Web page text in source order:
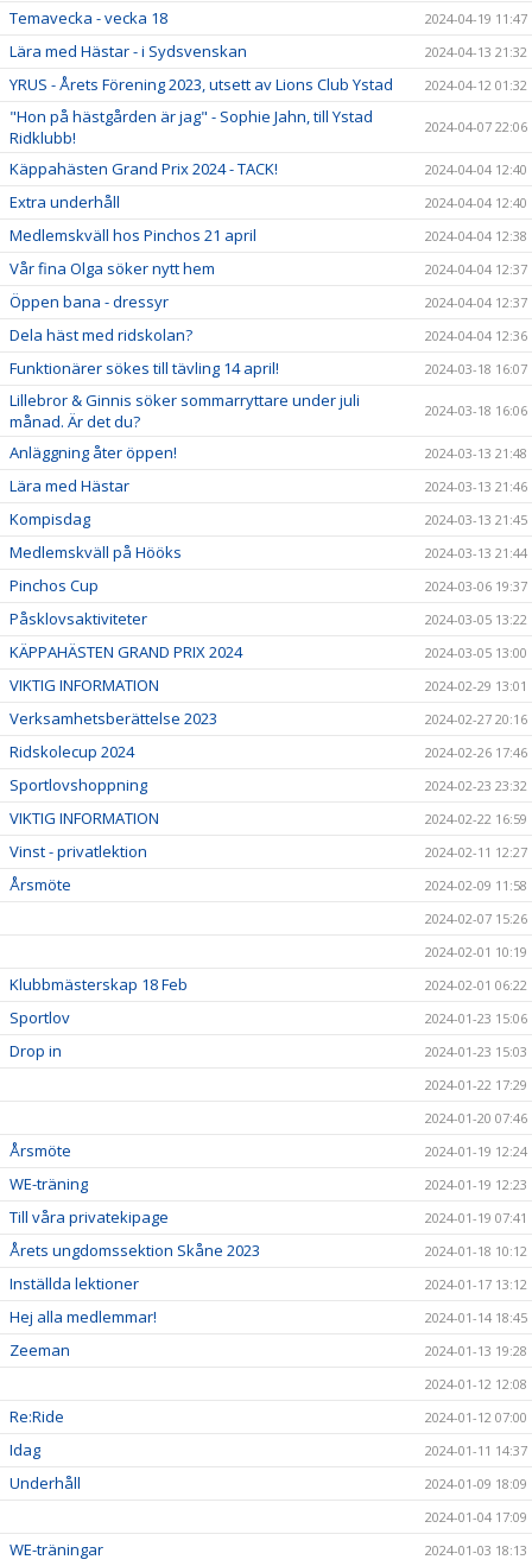
Temavecka - vecka 18 2024-04-19 11:47
Lära med Hästar - i Sydsvenskan 2024-04-13 21:32
YRUS - Årets Förening 2023, utsett av Lions Club Ystad 2024-04-12 01:32
"Hon på hästgården är jag" - Sophie Jahn, till Ystad
Ridklubb!
2024-04-07 22:06
Käppahästen Grand Prix 2024 - TACK! 2024-04-04 12:40
Extra underhåll 2024-04-04 12:40
Medlemskväll hos Pinchos 21 april 2024-04-04 12:38
Vår fina Olga söker nytt hem 2024-04-04 12:37
Öppen bana - dressyr 2024-04-04 12:37
Dela häst med ridskolan? 2024-04-04 12:36
Funktionärer sökes till tävling 14 april! 2024-03-18 16:07
Lillebror & Ginnis söker sommarryttare under juli
månad. Är det du?
2024-03-18 16:06
Anläggning åter öppen! 2024-03-13 21:48
Lära med Hästar 2024-03-13 21:46
Kompisdag 2024-03-13 21:45
Medlemskväll på Hööks 2024-03-13 21:44
Pinchos Cup 2024-03-06 19:37
Påsklovsaktiviteter 2024-03-05 13:22
KÄPPAHÄSTEN GRAND PRIX 2024 2024-03-05 13:00
VIKTIG INFORMATION 2024-02-29 13:01
Verksamhetsberättelse 2023 2024-02-27 20:16
Ridskolecup 2024 2024-02-26 17:46
Sportlovshoppning 2024-02-23 23:32
VIKTIG INFORMATION 2024-02-22 16:59
Vinst - privatlektion 2024-02-11 12:27
Årsmöte
2024-02-09 11:58
2024-02-07 15:26
2024-02-01 10:19
Klubbmästerskap 18 Feb 2024-02-01 06:22
Sportlov 2024-01-23 15:06
Drop in
2024-01-23 15:03
2024-01-22 17:29
2024-01-20 07:46
Årsmöte 2024-01-19 12:24
WE-träning 2024-01-19 12:23
Till våra privatekipage 2024-01-19 07:41
Årets ungdomssektion Skåne 2023 2024-01-18 10:12
Inställda lektioner 2024-01-17 13:12
Hej alla medlemmar! 2024-01-14 18:45
Zeeman
2024-01-13 19:28
2024-01-12 12:08
Re:Ride 2024-01-12 07:00
Idag 2024-01-11 14:37
Underhåll
2024-01-09 18:09
2024-01-04 17:09
WE-träningar 2024-01-03 18:13